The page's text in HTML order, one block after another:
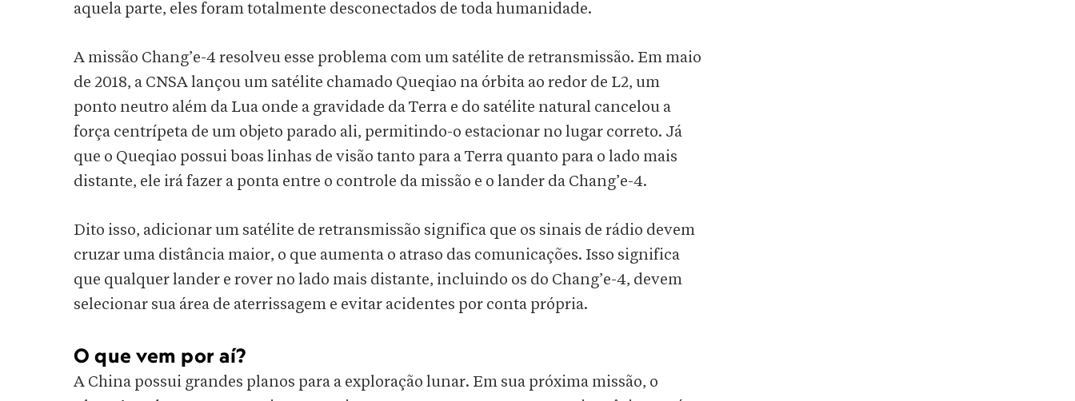
aquela parte, eles foram totalmente desconectados de toda humanidade.
A missão Chang’e-4 resolveu esse problema com um satélite de retransmissão. Em maio
de 2018, a CNSA lançou um satélite chamado Queqiao na órbita ao redor de L2, um
ponto neutro além da Lua onde a gravidade da Terra e do satélite natural cancelou a
força centrípeta de um objeto parado ali, permitindo-o estacionar no lugar correto. Já
que o Queqiao possui boas linhas de visão tanto para a Terra quanto para o lado mais
distante, ele irá fazer a ponta entre o controle da missão e o lander da Chang’e-4.
Dito isso, adicionar um satélite de retransmissão significa que os sinais de rádio devem
cruzar uma distância maior, o que aumenta o atraso das comunicações. Isso significa
que qualquer lander e rover no lado mais distante, incluindo os do Chang’e-4, devem
selecionar sua área de aterrissagem e evitar acidentes por conta própria.
O que vem por aí?
A China possui grandes planos para a exploração lunar. Em sua próxima missão, o